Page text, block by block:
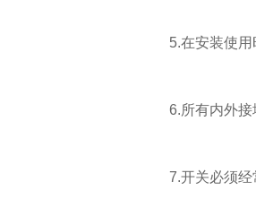
5.在安装使用
6.所有内外接
7.开关必须经常